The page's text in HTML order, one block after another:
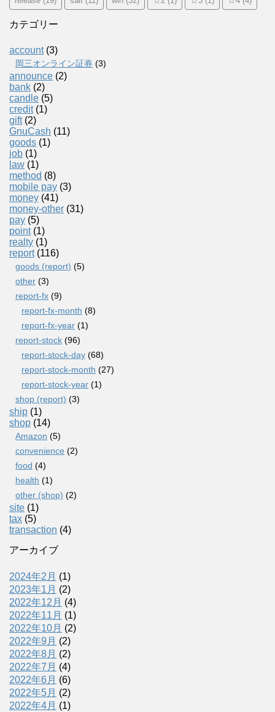
カテゴリー
account(3)
岡三オンライン証券 (3)
announce (2)
bank (2)
candle (5)
credit(1)
gift(2)
GnuCash (11)
goods (1)
job (1)
law (1)
method (8)
mobile pay (3)
money (41)
money-other (31)
pay (5)
point(1)
realty (1)
report(116)
goods (report) (5)
other (3)
report-fx (9)
report-fx-month (8)
report-fx-year (1)
report-stock (96)
report-stock-day (68)
report-stock-month (27)
report-stock-year (1)
shop (report) (3)
ship (1)
shop (14)
Amazon (5)
convenience (2)
food (4)
health (1)
other (shop) (2)
site (1)
tax (5)
transaction (4)
アーカイブ
2024年2月 (1)
2023年1月 (2)
2022年12月 (4)
2022年11月 (1)
2022年10月 (2)
2022年9月 (2)
2022年8月 (2)
2022年7月 (4)
2022年6月 (6)
2022年5月 (2)
2022年4月 (1)